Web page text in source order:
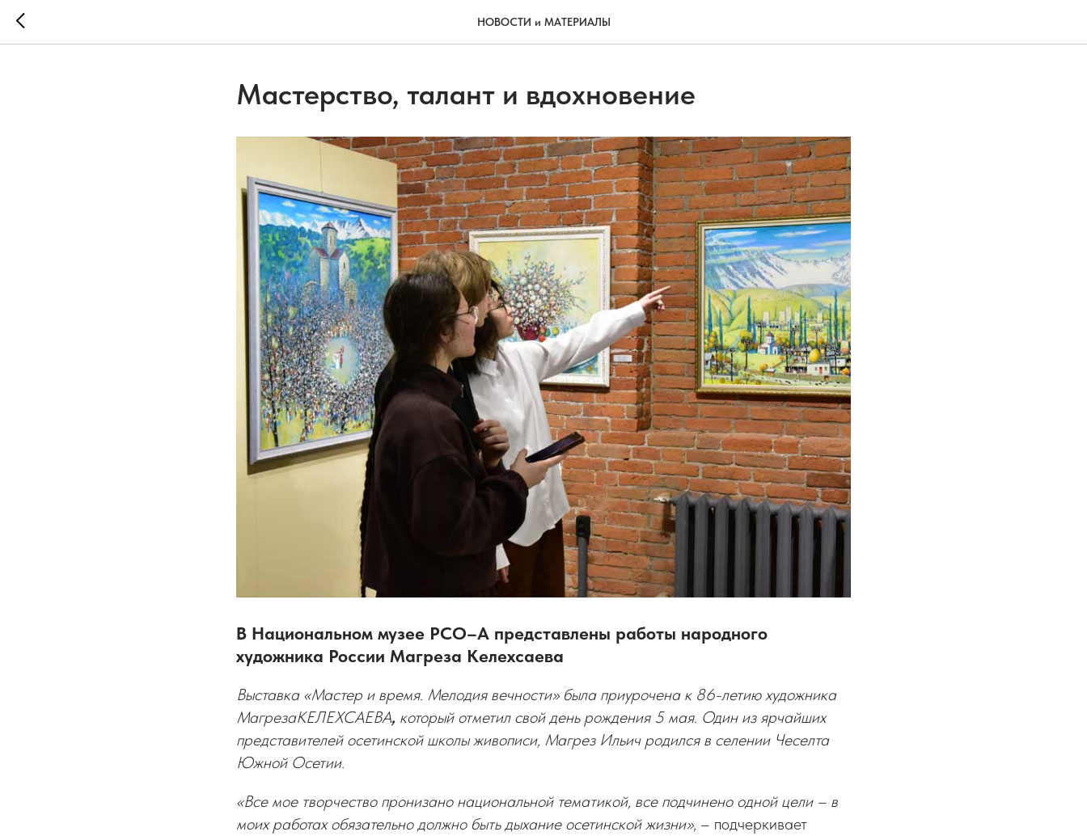
НОВОСТИ и МАТЕРИАЛЫ
Мастерство, талант и вдохновение
В Национальном музее РСО–А представлены работы народного
художника России Магреза Келехсаева
Выставка «Мастер и время. Мелодия вечности» была приурочена к 86-летию художника
МагрезаКЕЛЕХСАЕВА, который отметил свой день рождения 5 мая. Один из ярчайших
представителей осетинской школы живописи, Магрез Ильич родился в селении Чеселта
Южной Осетии.
«Все мое творчество пронизано национальной тематикой, все подчинено одной цели – в
моих работах обязательно должно быть дыхание осетинской жизни», – подчеркивает